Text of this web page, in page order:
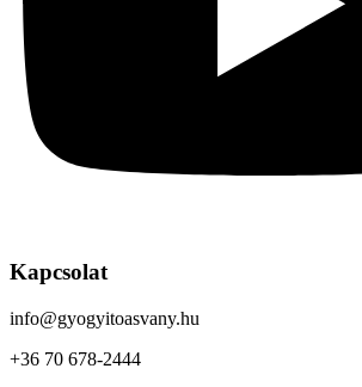
Kapcsolat
info@gyogyitoasvany.hu
+36 70 678-2444